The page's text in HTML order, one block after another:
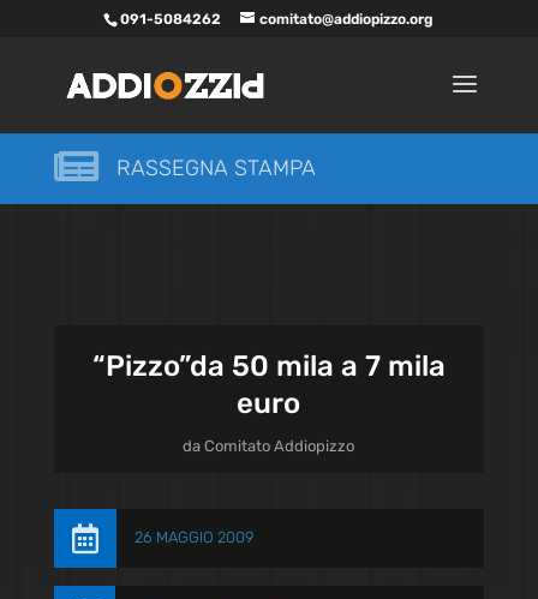
091-5084262 comitato@addiopizzo.org
 RASSEGNA STAMPA
“Pizzo”da 50 mila a 7 mila
euro
daComitato Addiopizzo
 26 MAGGIO 2009